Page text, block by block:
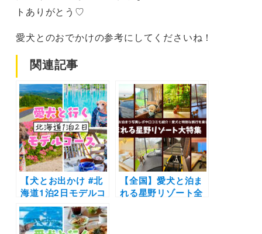
トありがとう♡
愛犬とのおでかけの参考にしてくださいね！
関連記事
【犬とお出かけ #北
海道1泊2日モデルコ
ース】愛犬と有名観
光スポットや素敵な
カフェで過ごすプラ
【全国】愛犬と泊ま
れる星野リゾート全